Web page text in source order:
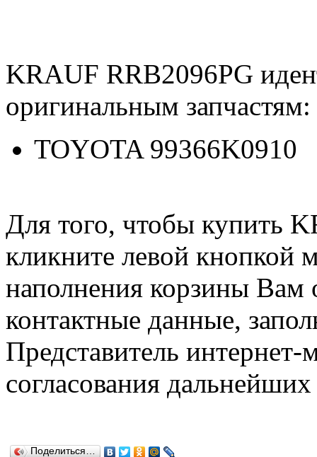
KRAUF RRB2096PG
оригинальным запчастям:
TOYOTA 99366K0910
Для того, чтобы купить
кликните левой
наполнения корзины Вам
контактные данные,
Представитель
согласования
Поделиться…